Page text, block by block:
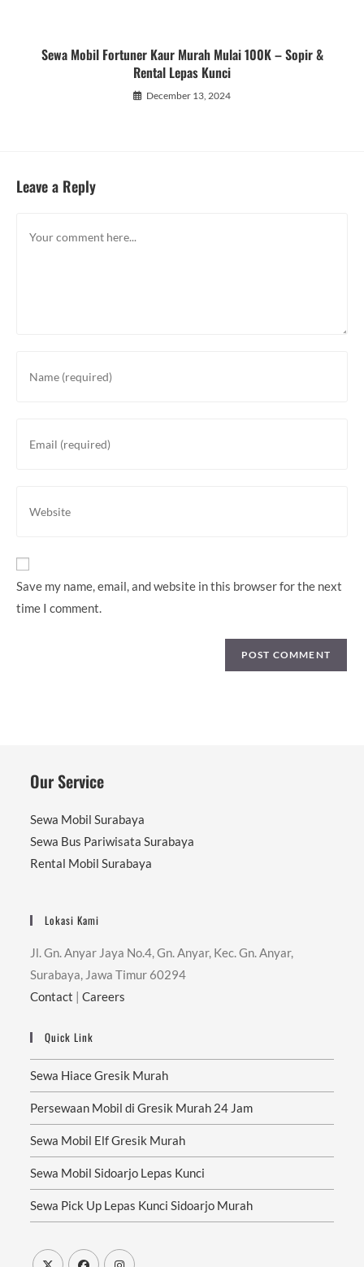
Sewa Mobil Fortuner Kaur Murah Mulai 100K – Sopir &
Rental Lepas Kunci
December 13, 2024
Leave a Reply
your
username
your
your
URL
Save my name, email, and website in this browser for the next
time I comment.
Our Service
Sewa Mobil Surabaya
Sewa Bus Pariwisata Surabaya
Rental Mobil Surabaya
Lokasi Kami
Jl. Gn. Anyar Jaya No.4, Gn. Anyar, Kec. Gn. Anyar,
Surabaya, Jawa Timur 60294
Contact |Careers
Quick Link
Sewa Hiace Gresik Murah
Persewaan Mobil di Gresik Murah 24 Jam
Sewa Mobil Elf Gresik Murah
Sewa Mobil Sidoarjo Lepas Kunci
Sewa Pick Up Lepas Kunci Sidoarjo Murah